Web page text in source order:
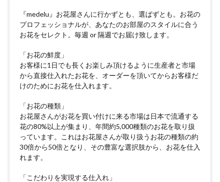
『medelu』お花屋さんに行かずとも、選ばずとも。お花の
プロフェッショナルが、あなたのお部屋のスタイルに合う
お花をセレクト。毎週 or 隔週でお届け致します。
「お花の鮮度」
お客様に1日でも長くお楽しみ頂けるように生産者と市場
から直接仕入れたお花を、オーダーを頂いてからお客様だ
けのためにお花を仕入れます。
「お花の種類」
お花屋さんがお花を買い付けに来る市場は日本で流通する
花の80%以上が集まり、年間約5,000種類のお花を取り扱
っています。これはお花屋さんが取り扱うお花の種類の約
30倍から50倍となり、その豊富な選択肢から、お花を仕入
れます。
「こだわりを実現する仕入れ」